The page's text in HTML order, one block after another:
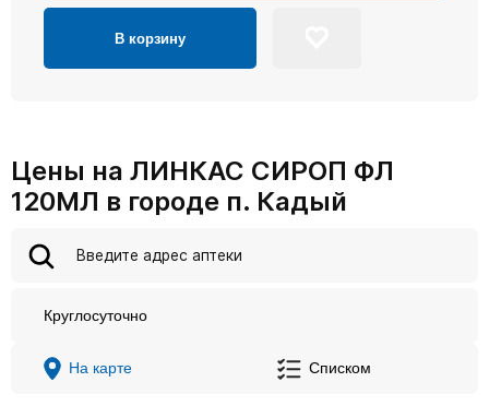
В корзину
Цены на ЛИНКАС СИРОП ФЛ
120МЛ в городе п. Кадый
Круглосуточно
На карте Списком